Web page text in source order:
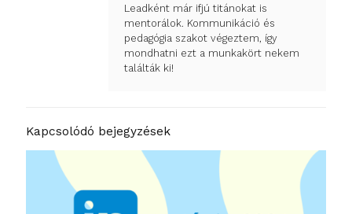
Leadként már ifjú titánokat is
mentorálok. Kommunikáció és
pedagógia szakot végeztem, így
mondhatni ezt a munkakört nekem
találták ki!
Kapcsolódó bejegyzések